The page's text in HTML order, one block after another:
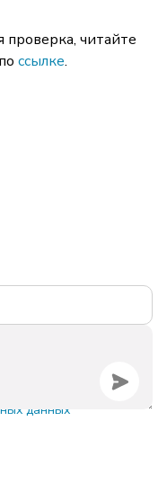
проверка, читайте
ссылке.
данных